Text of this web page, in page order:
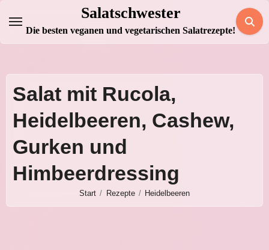
Inhalt
springen
Salatschwester
Die besten veganen und vegetarischen Salatrezepte!
Salat mit Rucola,
Heidelbeeren, Cashew,
Gurken und
Himbeerdressing
Start Rezepte Heidelbeeren